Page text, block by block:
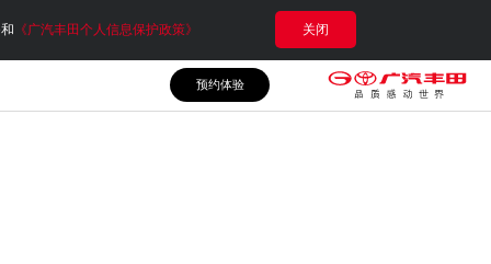
《广汽丰田个人信息保护政策》 关闭
预约体验